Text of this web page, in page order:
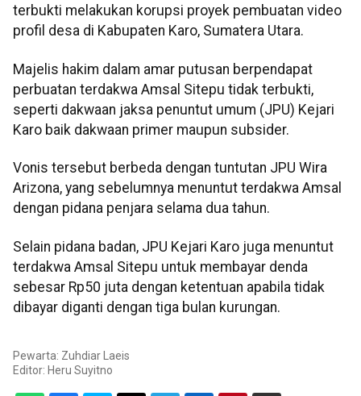
terbukti melakukan korupsi proyek pembuatan video
profil desa di Kabupaten Karo, Sumatera Utara.
Majelis hakim dalam amar putusan berpendapat
perbuatan terdakwa Amsal Sitepu tidak terbukti,
seperti dakwaan jaksa penuntut umum (JPU) Kejari
Karo baik dakwaan primer maupun subsider.
Vonis tersebut berbeda dengan tuntutan JPU Wira
Arizona, yang sebelumnya menuntut terdakwa Amsal
dengan pidana penjara selama dua tahun.
Selain pidana badan, JPU Kejari Karo juga menuntut
terdakwa Amsal Sitepu untuk membayar denda
sebesar Rp50 juta dengan ketentuan apabila tidak
dibayar diganti dengan tiga bulan kurungan.
Pewarta: Zuhdiar Laeis
Editor: Heru Suyitno